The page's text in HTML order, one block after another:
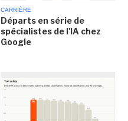
CARRIÈRE
Départs en série de
spécialistes de l'IA chez
Google